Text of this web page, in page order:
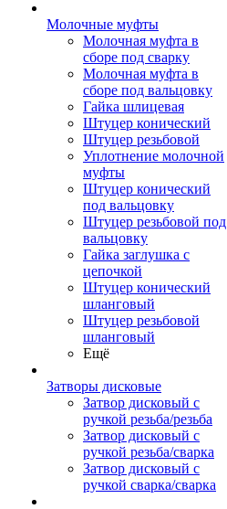
Молочные муфты
Молочная муфта в
сборе под сварку
Молочная муфта в
сборе под вальцовку
Гайка шлицевая
Штуцер конический
Штуцер резьбовой
Уплотнение молочной
муфты
Штуцер конический
под вальцовку
Штуцер резьбовой под
вальцовку
Гайка заглушка с
цепочкой
Штуцер конический
шланговый
Штуцер резьбовой
шланговый
Ещё
Затворы дисковые
Затвор дисковый с
ручкой резьба/резьба
Затвор дисковый с
ручкой резьба/сварка
Затвор дисковый с
ручкой сварка/сварка